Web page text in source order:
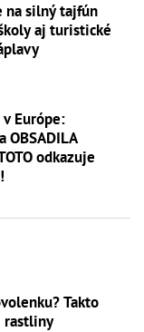
na silný tajfún
aj turistické
v Európe:
OBSADILA
odkazuje
Takto
rastliny